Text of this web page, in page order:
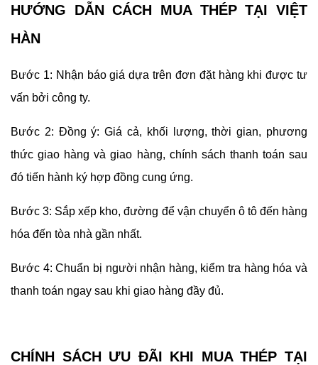
HƯỚNG DẪN CÁCH MUA THÉP TẠI VIỆT
HÀN
Bước 1: Nhận báo giá dựa trên đơn đặt hàng khi được tư
vấn bởi công ty.
Bước 2: Đồng ý: Giá cả, khối lượng, thời gian, phương
thức giao hàng và giao hàng, chính sách thanh toán sau
đó tiến hành ký hợp đồng cung ứng.
Bước 3: Sắp xếp kho, đường để vận chuyển ô tô đến hàng
hóa đến tòa nhà gần nhất.
Bước 4: Chuẩn bị người nhận hàng, kiểm tra hàng hóa và
thanh toán ngay sau khi giao hàng đầy đủ.
CHÍNH SÁCH ƯU ĐÃI KHI MUA THÉP TẠI